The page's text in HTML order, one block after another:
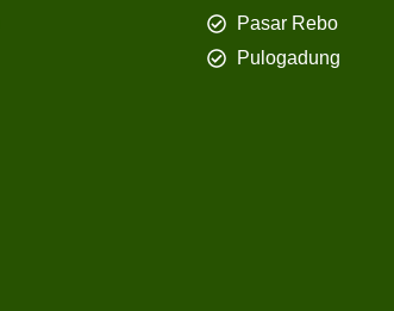
Pasar Rebo
Pulogadung